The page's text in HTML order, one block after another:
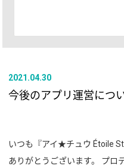
2021.04.30
今後のアプリ運営につ
いつも『アイ★チュウ Étoile
ありがとうございます。 プロ